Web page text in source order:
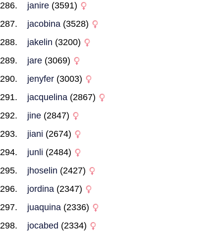
janire (3591)
jacobina (3528)
jakelin (3200)
jare (3069)
jenyfer (3003)
jacquelina (2867)
jine (2847)
jiani (2674)
junli (2484)
jhoselin (2427)
jordina (2347)
juaquina (2336)
jocabed (2334)